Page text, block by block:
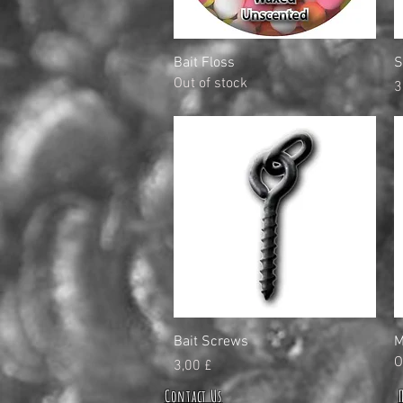
Quick View
Bait Floss
Out of stock
Quick View
Bait Screws
Price
3,00 £
Contact Us